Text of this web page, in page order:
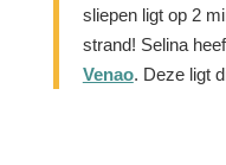
sliepen ligt op 2
strand! Selina
Venao. Deze ligt